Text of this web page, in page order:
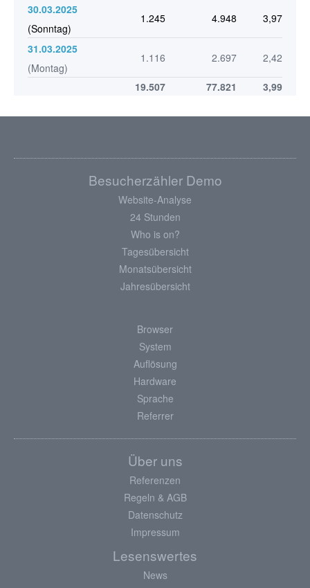
30.03.2025
(Sonntag)
1.245 4.948 3,97
31.03.2025
(Montag)
1.116 2.697 2,42
19.507 77.821 3,99
Besucherzähler Demo
Website-Analyse
24 Stunden
Who is on?
Tagesübersicht
Monatsübersicht
Jahresübersicht
Browser
System
Auflösung
Hardware
Sprache
Referrer
Über uns
Referenzen
Regeln & AGB
Datenschutz
Impressum
Lesenswertes
News